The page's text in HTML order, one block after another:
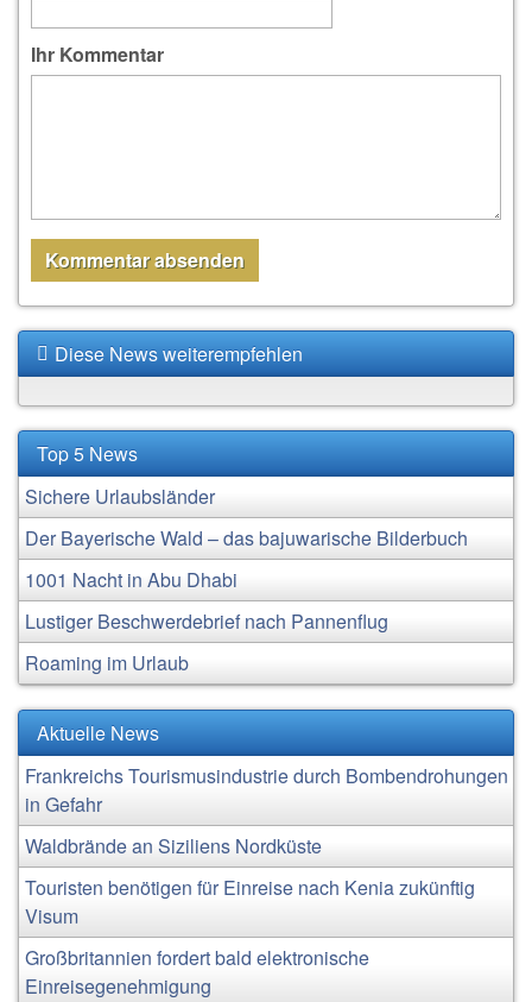
Ihr Kommentar
Diese News weiterempfehlen
Top 5 News
Sichere Urlaubsländer
Der Bayerische Wald – das bajuwarische Bilderbuch
1001 Nacht in Abu Dhabi
Lustiger Beschwerdebrief nach Pannenflug
Roaming im Urlaub
Aktuelle News
Frankreichs Tourismusindustrie durch Bombendrohungen
in Gefahr
Waldbrände an Siziliens Nordküste
Touristen benötigen für Einreise nach Kenia zukünftig
Visum
Großbritannien fordert bald elektronische
Einreisegenehmigung